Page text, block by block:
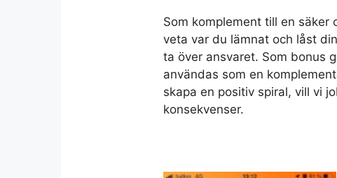
Som komplement till en
veta var du lämnat och låst
ta över ansvaret. Som bonus
användas som en
skapa en positiv spiral, vill vi
konsekvenser.